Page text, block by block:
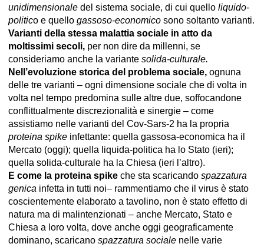
unidimensionale del sistema sociale, di cui quello liquido-
politico e quello gassoso-economico sono soltanto varianti.
Varianti della stessa malattia sociale in atto da
moltissimi secoli, per non dire da millenni, se
consideriamo anche la variante solida-culturale.
Nell’evoluzione storica del problema sociale, ognuna
delle tre varianti – ogni dimensione sociale che di volta in
volta nel tempo predomina sulle altre due, soffocandone
conflittualmente discrezionalità e sinergie – come
assistiamo nelle varianti del Cov-Sars-2 ha la propria
proteina spike infettante: quella gassosa-economica ha il
Mercato (oggi); quella liquida-politica ha lo Stato (ieri);
quella solida-culturale ha la Chiesa (ieri l’altro).
E come la proteina spike che sta scaricando spazzatura
genica infetta in tutti noi– rammentiamo che il virus è stato
coscientemente elaborato a tavolino, non è stato effetto di
natura ma di malintenzionati – anche Mercato, Stato e
Chiesa a loro volta, dove anche oggi geograficamente
dominano, scaricano spazzatura sociale nelle varie